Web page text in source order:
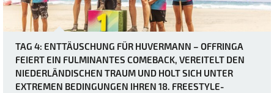
TAG 4: ENTTÄUSCHUNG FÜR HUVERMANN – OFFRINGA
FEIERT EIN FULMINANTES COMEBACK, VEREITELT DEN
NIEDERLÄNDISCHEN TRAUM UND HOLT SICH UNTER
EXTREMEN BEDINGUNGEN IHREN 18. FREESTYLE-